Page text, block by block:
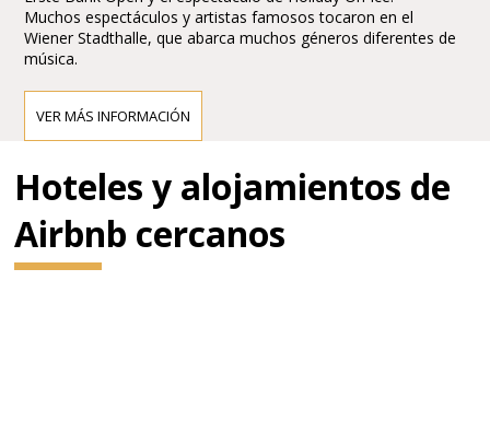
Muchos espectáculos y artistas famosos tocaron en el
Wiener Stadthalle, que abarca muchos géneros diferentes de
música.
VER MÁS INFORMACIÓN
Hoteles y alojamientos de
Airbnb cercanos